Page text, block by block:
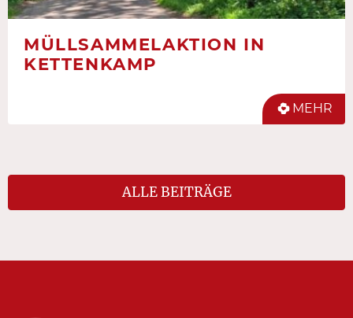
MÜLLSAMMELAKTION IN
KETTENKAMP
MEHR
ALLE BEITRÄGE